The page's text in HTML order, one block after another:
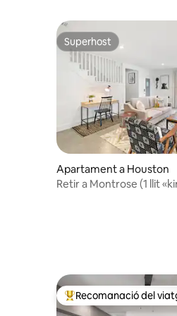
Superhost
Superhost
Apartament a Houston
Retir a Montrose (1 llit
Principals
Recomanació del